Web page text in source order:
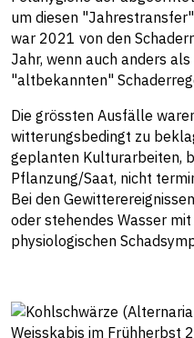
um diesen
war 2021 von den
Jahr, wenn auch anders
"altbekannten"
Die grössten Ausfälle
witterungsbedingt zu
geplanten Kulturarbeiten,
Pflanzung/Saat, nicht
Bei den
oder stehendes Wasser
physiologischen